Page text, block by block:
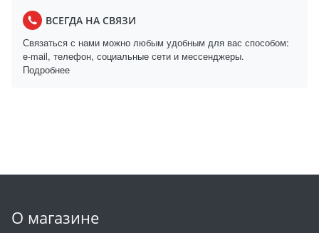
ВСЕГДА НА СВЯЗИ
Связаться с нами можно любым удобным для вас способом:
e-mail, телефон, социальные сети и мессенджеры.
Подробнее
О магазине